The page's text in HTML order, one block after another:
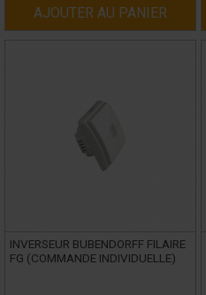
AJOUTER AU PANIER
INVERSEUR BUBENDORFF FILAIRE
FG (COMMANDE INDIVIDUELLE)